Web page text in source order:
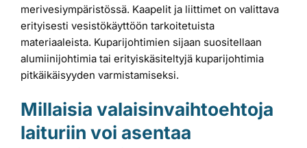
merivesiympäristössä. Kaapelit ja liittimet on valittava
erityisesti vesistökäyttöön tarkoitetuista
materiaaleista. Kuparijohtimien sijaan suositellaan
alumiinijohtimia tai erityiskäsiteltyjä kuparijohtimia
pitkäikäisyyden varmistamiseksi.
Millaisia valaisinvaihtoehtoja
laituriin voi asentaa